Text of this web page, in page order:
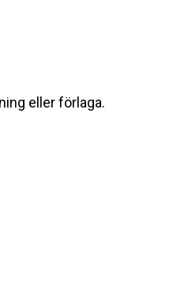
eller förlaga.